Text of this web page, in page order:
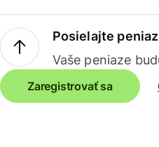
Posielajte
Vaše peniaze
Zaregistrovať sa